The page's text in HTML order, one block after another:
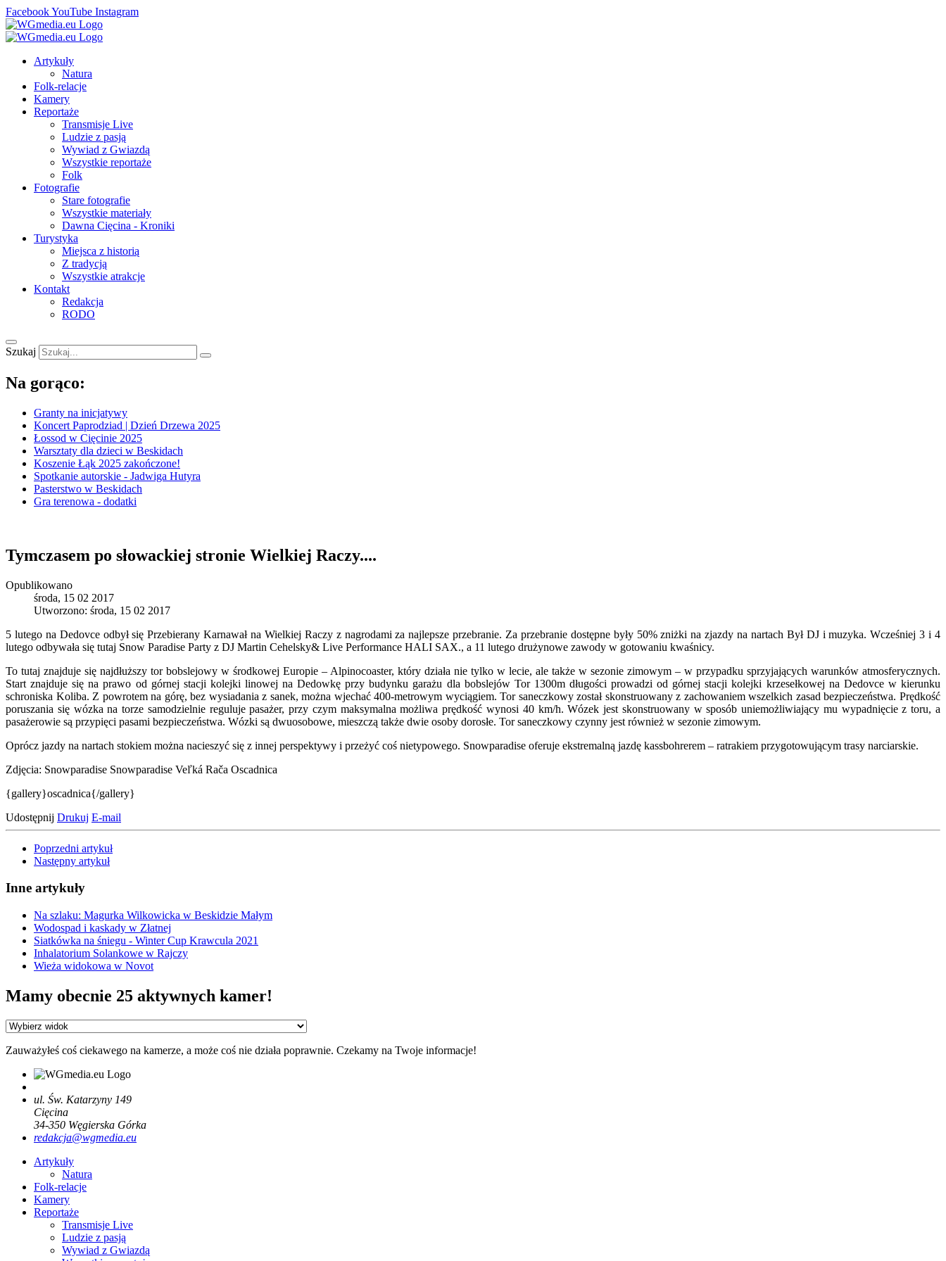
FacebookYouTube Instagram
Artykuły
Natura
Folk-relacje
Kamery
Reportaże
Transmisje Live
Ludzie z pasją
Wywiad z Gwiazdą
Wszystkie reportaże
Folk
Fotografie
Stare fotografie
Wszystkie materiały
Dawna Cięcina - Kroniki
Turystyka
Miejsca z historią
Z tradycją
Wszystkie atrakcje
Kontakt
Redakcja
RODO
Szukaj
Na gorąco:
Granty na inicjatywy
Koncert Paprodziad | Dzień Drzewa 2025
Łossod w Cięcinie 2025
Warsztaty dla dzieci w Beskidach
Koszenie Łąk 2025 zakończone!
Spotkanie autorskie - Jadwiga Hutyra
Pasterstwo w Beskidach
Gra terenowa - dodatki
Tymczasem po słowackiej stronie Wielkiej Raczy....
Opublikowano
środa, 15 02 2017
Utworzono: środa, 15 02 2017
5 lutego na Dedovce odbył się Przebierany Karnawał na Wielkiej Raczy z nagrodami za najlepsze przebranie. Za przebranie dostępne były 50% zniżki na zjazdy na nartach Był DJ i muzyka. Wcześniej 3 i 4
lutego odbywała się tutaj Snow Paradise Party z DJ Martin Cehelsky& Live Performance HALI SAX., a 11 lutego drużynowe zawody w gotowaniu kwaśnicy.
To tutaj znajduje się najdłuższy tor bobslejowy w środkowej Europie – Alpinocoaster, który działa nie tylko w lecie, ale także w sezonie zimowym – w przypadku sprzyjających warunków atmosferycznych.
Start znajduje się na prawo od górnej stacji kolejki linowej na Dedowkę przy budynku garażu dla bobslejów Tor 1300m długości prowadzi od górnej stacji kolejki krzesełkowej na Dedovce w kierunku
schroniska Koliba. Z powrotem na górę, bez wysiadania z sanek, można wjechać 400-metrowym wyciągiem. Tor saneczkowy został skonstruowany z zachowaniem wszelkich zasad bezpieczeństwa. Prędkość
poruszania się wózka na torze samodzielnie reguluje pasażer, przy czym maksymalna możliwa prędkość wynosi 40 km/h. Wózek jest skonstruowany w sposób uniemożliwiający mu wypadnięcie z toru, a
pasażerowie są przypięci pasami bezpieczeństwa. Wózki są dwuosobowe, mieszczą także dwie osoby dorosłe. Tor saneczkowy czynny jest również w sezonie zimowym.
Oprócz jazdy na nartach stokiem można nacieszyć się z innej perspektywy i przeżyć coś nietypowego. Snowparadise oferuje ekstremalną jazdę kassbohrerem – ratrakiem przygotowującym trasy narciarskie.
Zdjęcia: Snowparadise Snowparadise Veľká Rača Oscadnica
{gallery}oscadnica{/gallery}
Udostępnij Drukuj E-mail
Poprzedni artykuł
Następny artykuł
Inne artykuły
Na szlaku: Magurka Wilkowicka w Beskidzie Małym
Wodospad i kaskady w Złatnej
Siatkówka na śniegu - Winter Cup Krawcula 2021
Inhalatorium Solankowe w Rajczy
Wieża widokowa w Novot
Mamy obecnie 25 aktywnych kamer!
Zauważyłeś coś ciekawego na kamerze, a może coś nie działa poprawnie. Czekamy na Twoje informacje!
ul. Św. Katarzyny 149
Cięcina
34-350 Węgierska Górka
redakcja@wgmedia.eu
Artykuły
Natura
Folk-relacje
Kamery
Reportaże
Transmisje Live
Ludzie z pasją
Wywiad z Gwiazdą